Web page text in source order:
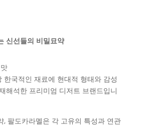
신선들의 비밀묘약
한국적인 재료에 현대적 형태와 감성
해석한 프리미엄 디저트 브랜드입니
, 팔도카라멜은 각 고유의 특성과 연관